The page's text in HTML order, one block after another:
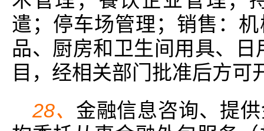
遣；停车场管理；销售：
品、厨房和卫生间用具、
目，经相关部门批准后方可
28、 金融信息咨询、提